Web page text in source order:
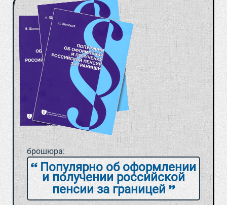
брошюра:
Популярно об оформлении
и получении российской
пенсии за границей